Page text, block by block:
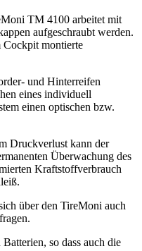
TM 4100 arbeitet mit
aufgeschraubt werden.
Cockpit montierte
und Hinterreifen
eines individuell
einen optischen bzw.
Druckverlust kann der
Überwachung des
Kraftstoffverbrauch
über den TireMoni auch
so dass auch die